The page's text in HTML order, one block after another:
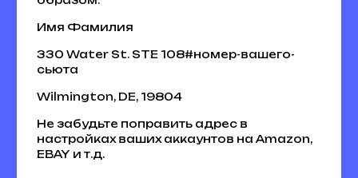
Имя Фамилия
330 Water St. STE 108#номер-вашего-
сьюта
Wilmington, DE, 19804
Не забудьте поправить адрес в
настройках ваших аккаунтов на Amazon,
EBAY и т.д.